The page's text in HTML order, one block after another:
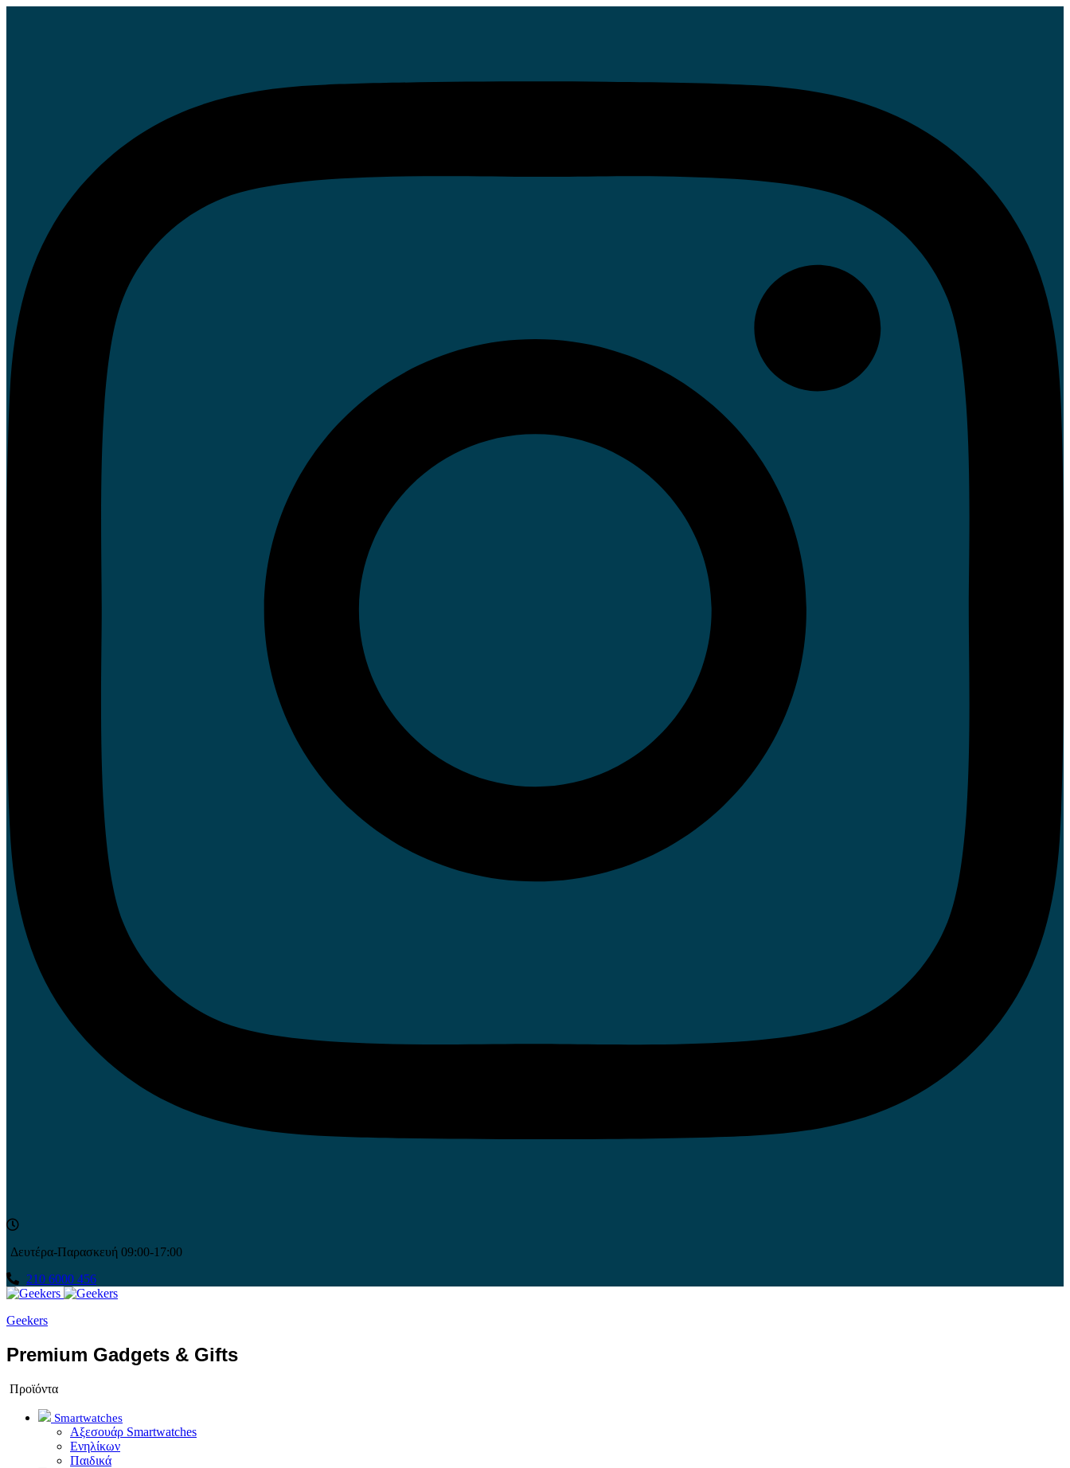
Δευτέρα-Παρασκευή 09:00-17:00
210 6000 456
Geekers
Premium Gadgets & Gifts
Προϊόντα
Smartwatches
Αξεσουάρ Smartwatches
Ενηλίκων
Παιδικά